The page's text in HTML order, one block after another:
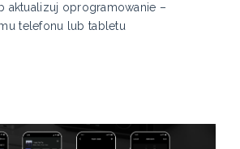
aktualizuj oprogramowanie –
telefonu lub tabletu